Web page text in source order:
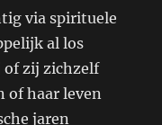
via spirituele
al los
of zij zichzelf
of haar leven
jaren